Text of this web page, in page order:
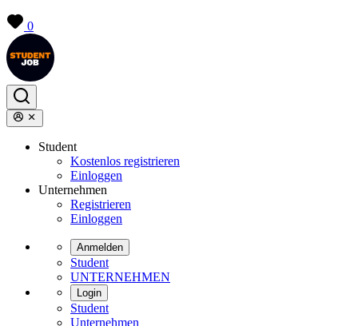
0
Student
Kostenlos registrieren
Einloggen
Unternehmen
Registrieren
Einloggen
Anmelden
Student
UNTERNEHMEN
Login
Student
Unternehmen